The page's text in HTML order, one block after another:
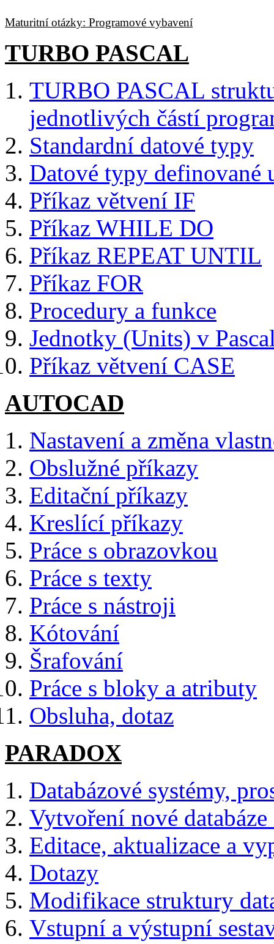
Maturitní otázky: Programové vybavení
TURBO PASCAL
TURBO PASCAL
jednotlivých částí
Standardní datové typy
Datové typy definované
Příkaz větvení IF
Příkaz WHILE DO
Příkaz REPEAT UNTIL
Příkaz FOR
Procedury a funkce
Jednotky (Units) v
Příkaz větvení CASE
AUTOCAD
Nastavení a změna
Obslužné příkazy
Editační příkazy
Kreslící příkazy
Práce s obrazovkou
Práce s texty
Práce s nástroji
Kótování
Šrafování
Práce s bloky a atributy
Obsluha, dotaz
PARADOX
Databázové systémy,
Vytvoření nové
Editace, aktualizace a
Dotazy
Modifikace struktury
Vstupní a výstupní